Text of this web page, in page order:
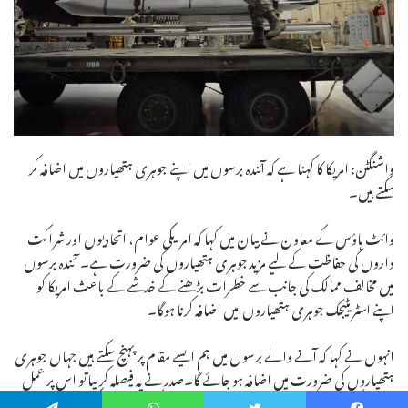
واشنگٹن: امریکا کا کہنا ہے کہ آئندہ برسوں میں اپنے جوہری ہتھیاروں میں اضافہ کر
سکتے ہیں۔
وائٹ ہاؤس کے معاون نے بیان میں کہا کہ امریکی عوام، اتحادیوں اور شراکت
داروں کی حفاظت کے لیے مزید جوہری ہتھیاروں کی ضرورت ہے۔ آئندہ برسوں
میں مخالف ممالک کی جانب سے خطرات بڑھنے کے خدشے کے باعث امریکا کو
اپنے اسٹریٹیجک جوہری ہتھیاروں میں اضافہ کرنا ہوگا۔
انہوں نے کہا کہ آنے والے برسوں میں ہم ایسے مقام پر پہنچ سکتے ہیں جہاں جوہری
ہتھیاروں کی ضرورت میں اضافہ ہو جائے گا۔صدر نے یہ فیصلہ کرلیا تو اس پر عمل
درآمد کے لیے پوری طرح تیار رہنا ہوگا۔مبصرین کے مطابق امریکی صدرجو بائیڈن